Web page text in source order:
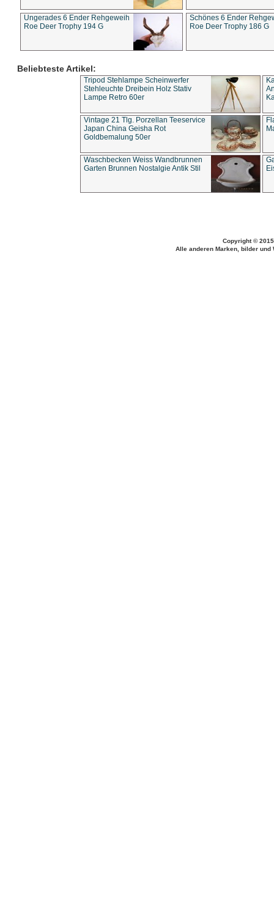
Ungerades 6 Ender Rehgeweih
Roe Deer Trophy 194 G
Schönes 6 Ender
Roe Deer Trophy 186 G
Beliebteste Artikel:
Tripod Stehlampe Scheinwerfer
Stehleuchte Dreibein Holz Stativ
Lampe Retro 60er
Vintage 21 Tlg. Porzellan Teeservice
Japan China Geisha Rot
Goldbemalung 50er
Waschbecken Weiss Wandbrunnen
Garten Brunnen Nostalgie Antik Stil
Copyright ©
Alle anderen Marken, bilder und